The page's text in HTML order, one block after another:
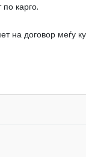
карго.
договор меѓу